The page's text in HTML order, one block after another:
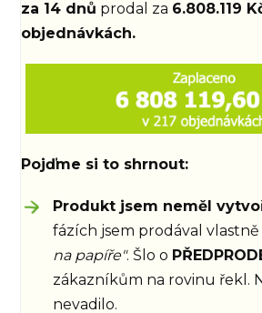
za 14 dnů prodal za 6.808.119
objednávkách.
Pojďme si to shrnout:
Produkt jsem neměl
fázích jsem prodával vlastně
na papíře". Šlo o
zákazníkům na rovinu řekl.
nevadilo.